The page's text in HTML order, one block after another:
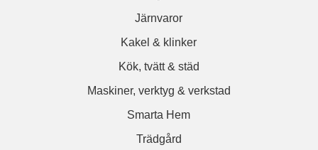
Järnvaror
Kakel & klinker
Kök, tvätt & städ
Maskiner, verktyg & verkstad
Smarta Hem
Trädgård